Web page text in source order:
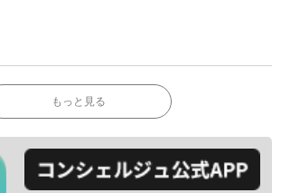
もっと見る